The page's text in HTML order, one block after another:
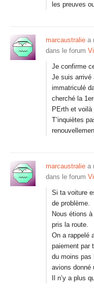
les preuves
marcaustralie a
dans le forum
Je confirme
Je suis arrivé
immatriculé
cherché la
PErth et voilà
T’inquiètes
marcaustralie a
dans le forum
Si ta voiture
de problème.
Nous étions
pris la route.
On a rappelé
paiement par
du moins pas
avions donné
Il n’y a plus